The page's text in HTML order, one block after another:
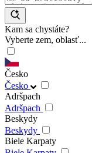
Kam sa chystáte?
Vyberte zem, oblasť...
Česko
Česko
Adršpach
Adršpach
Beskydy
Beskydy
Biele Karpaty